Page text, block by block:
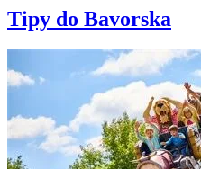
Tipy do Bavorska